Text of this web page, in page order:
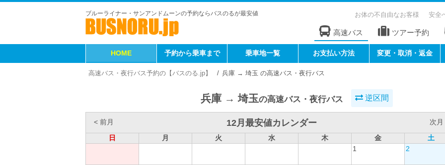
ブルーライナー・サンアンドムーンの予約ならバスのるが最安値 お体の不自由なお客様 安全
高速バス ツアー予約
HOME 予約から乗車まで 乗車地一覧 お支払い方法 変更・取消・返金
高速バス・夜行バス予約の【バスのる.jp】 兵庫 → 埼玉 の高速バス・夜行バス
兵庫 → 埼玉の高速バス・夜行バス 逆区間
< 前月 12月最安値カレンダー
次月
日
月 火 水 木 金
土
1
2